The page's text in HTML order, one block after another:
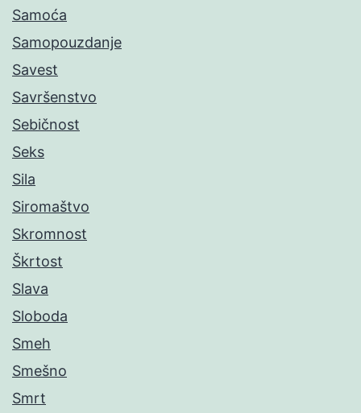
Samoća
Samopouzdanje
Savest
Savršenstvo
Sebičnost
Seks
Sila
Siromaštvo
Skromnost
Škrtost
Slava
Sloboda
Smeh
Smešno
Smrt